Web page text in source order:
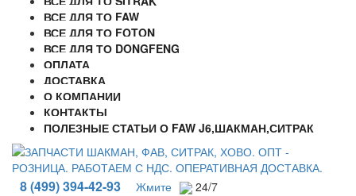
ВСЕ ДЛЯ ТО FAW
ВСЕ ДЛЯ ТО FOTON
ВСЕ ДЛЯ ТО DONGFENG
ОПЛАТА
ДОСТАВКА
О КОМПАНИИ
КОНТАКТЫ
ПОЛЕЗНЫЕ СТАТЬИ О FAW J6,ШАКМАН,СИТРАК
8 (499) 394-42-93 Жмите 24/7